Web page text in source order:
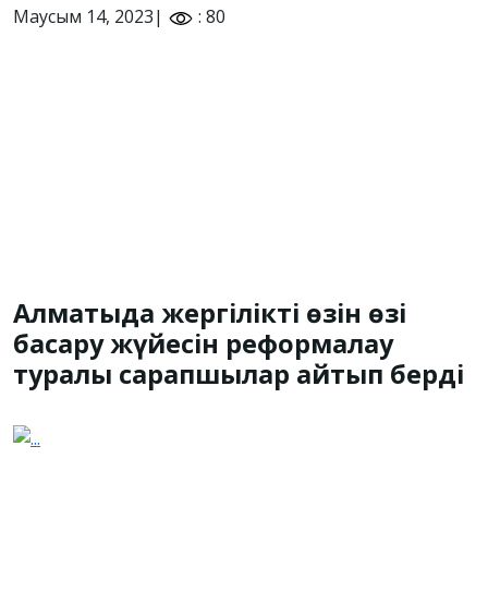
Маусым 14, 2023| : 80
Алматыда жергілікті өзін өзі
басқару жүйесін реформалау
туралы сарапшылар айтып берді